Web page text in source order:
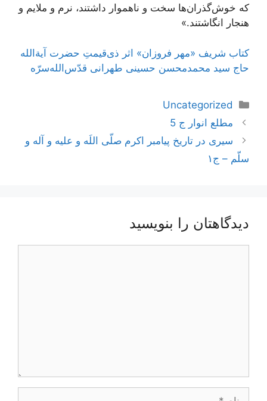
که خوش‌گذران‌ها سخت و ناهموار داشتند، نرم و ملایم و
هنجار انگاشتند.»
کتاب شریف «مهر فروزان» اثر ذی‌قیمتِ حضرت آیة‌الله
حاج سید محمدمحسن حسینی طهرانی قدّس‌الله‌سرّه
دسته‌ها
Uncategorized
ناوبری
نوشته‌ها
مطلع انوار ج 5
سیری در تاریخ پیامبر اکرم صلّی اللَه و علیه و آله و
سلّم – ج۱
دیدگاهتان را بنویسید